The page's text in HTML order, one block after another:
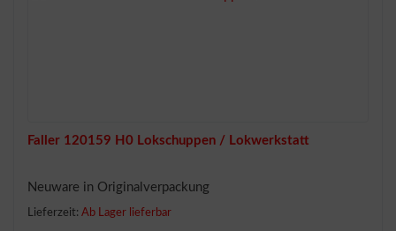
Faller 120159 H0 Lokschuppen / Lokwerkstatt
Neuware in Originalverpackung
Lieferzeit: Ab Lager lieferbar